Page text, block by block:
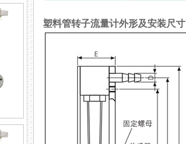
塑料管转子流量计外形及安装尺寸